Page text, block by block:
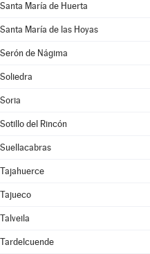
Santa María de Huerta
Santa María de las Hoyas
Serón de Nágima
Soliedra
Soria
Sotillo del Rincón
Suellacabras
Tajahuerce
Tajueco
Talveila
Tardelcuende